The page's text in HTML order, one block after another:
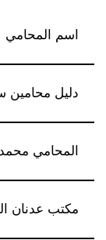
اسم المحامي
دليل محامين
المحامي
مكتب عدنان